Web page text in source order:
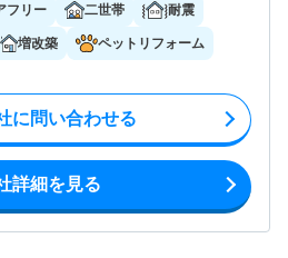
フリー 二世帯 耐震
増改築 ペットリフォーム
に問い合わせる
詳細を見る